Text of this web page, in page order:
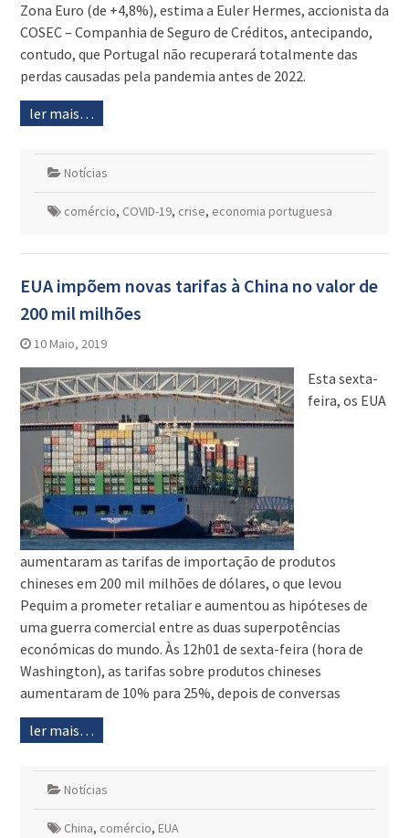
Zona Euro (de +4,8%), estima a Euler Hermes, accionista da
COSEC – Companhia de Seguro de Créditos, antecipando,
contudo, que Portugal não recuperará totalmente das
perdas causadas pela pandemia antes de 2022.
ler mais…
Notícias
comércio, COVID-19, crise, economia portuguesa
EUA impõem novas tarifas à China no valor de
200 mil milhões
10 Maio, 2019
Esta sexta-
feira, os EUA
aumentaram as tarifas de importação de produtos
chineses em 200 mil milhões de dólares, o que levou
Pequim a prometer retaliar e aumentou as hipóteses de
uma guerra comercial entre as duas superpotências
económicas do mundo. Às 12h01 de sexta-feira (hora de
Washington), as tarifas sobre produtos chineses
aumentaram de 10% para 25%, depois de conversas
ler mais…
Notícias
China, comércio, EUA